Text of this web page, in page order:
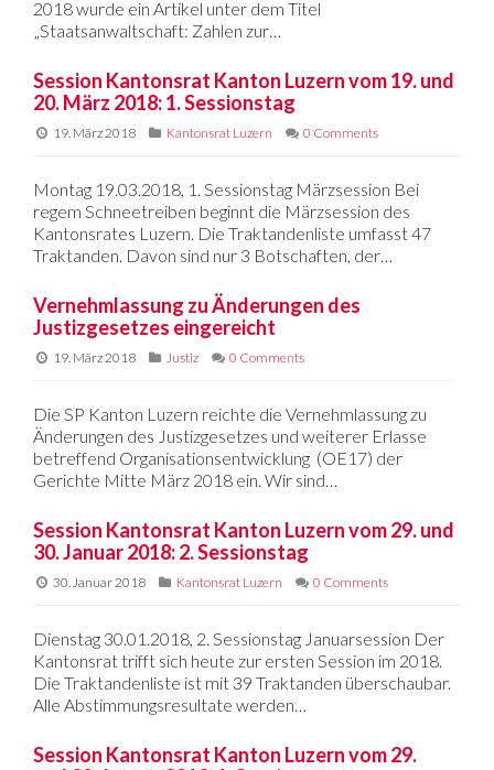
2018 wurde ein Artikel unter dem Titel
„Staatsanwaltschaft: Zahlen zur…
Session Kantonsrat Kanton Luzern vom 19. und
20. März 2018: 1. Sessionstag
19. März 2018 Kantonsrat Luzern 0 Comments
Montag 19.03.2018, 1. Sessionstag Märzsession Bei
regem Schneetreiben beginnt die Märzsession des
Kantonsrates Luzern. Die Traktandenliste umfasst 47
Traktanden. Davon sind nur 3 Botschaften, der…
Vernehmlassung zu Änderungen des
Justizgesetzes eingereicht
19. März 2018 Justiz 0 Comments
Die SP Kanton Luzern reichte die Vernehmlassung zu
Änderungen des Justizgesetzes und weiterer Erlasse
betreffend Organisationsentwicklung (OE17) der
Gerichte Mitte März 2018 ein. Wir sind…
Session Kantonsrat Kanton Luzern vom 29. und
30. Januar 2018: 2. Sessionstag
30. Januar 2018 Kantonsrat Luzern 0 Comments
Dienstag 30.01.2018, 2. Sessionstag Januarsession Der
Kantonsrat trifft sich heute zur ersten Session im 2018.
Die Traktandenliste ist mit 39 Traktanden überschaubar.
Alle Abstimmungsresultate werden…
Session Kantonsrat Kanton Luzern vom 29.